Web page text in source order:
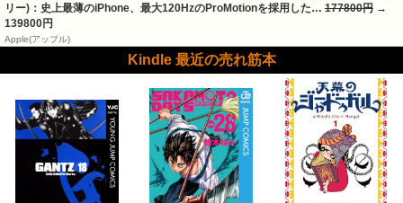
リー)：史上最薄のiPhone、最大120HzのProMotionを採用した… 177800円 →
139800円
Apple(アップル)
Kindle 最近の売れ筋本